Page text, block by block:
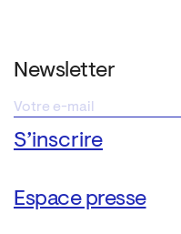
Newsletter
Espace presse